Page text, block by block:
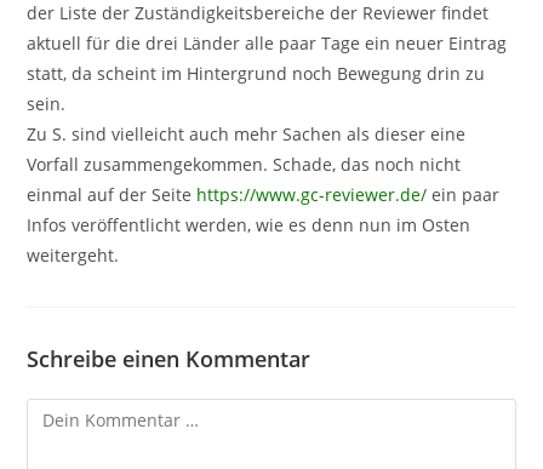
der Liste der Zuständigkeitsbereiche der Reviewer findet
aktuell für die drei Länder alle paar Tage ein neuer Eintrag
statt, da scheint im Hintergrund noch Bewegung drin zu
sein.
Zu S. sind vielleicht auch mehr Sachen als dieser eine
Vorfall zusammengekommen. Schade, das noch nicht
einmal auf der Seite https://www.gc-reviewer.de/ ein paar
Infos veröffentlicht werden, wie es denn nun im Osten
weitergeht.
Schreibe einen Kommentar
Kommentar